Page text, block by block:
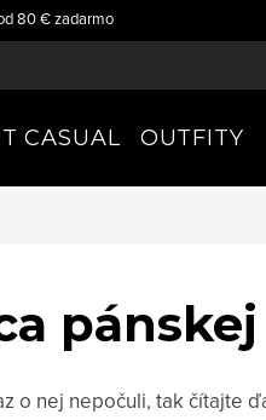
80 € zadarmo
CASUAL OUTFITY
o nej nepočuli, tak čítajte